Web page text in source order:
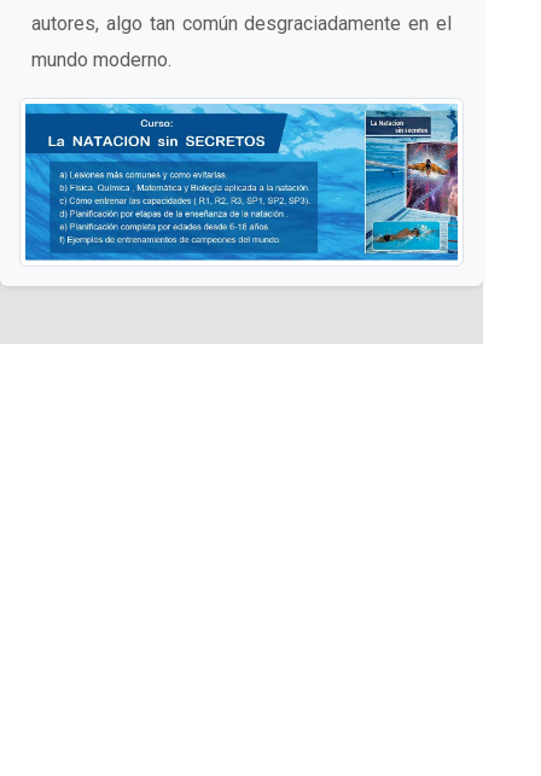
autores, algo tan común desgraciadamente en el
mundo moderno.